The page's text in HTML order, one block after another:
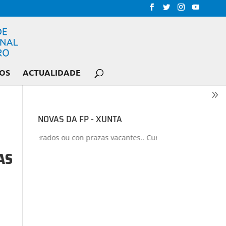
ACTUALIDADE
NOVAS DA FP - XUNTA
liberados ou con prazas vacantes.. Curso 2026-2027